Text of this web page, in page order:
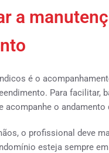
a
é o
Para facilitar,
acompanhe o andamento
o profissional deve
esteja sempre